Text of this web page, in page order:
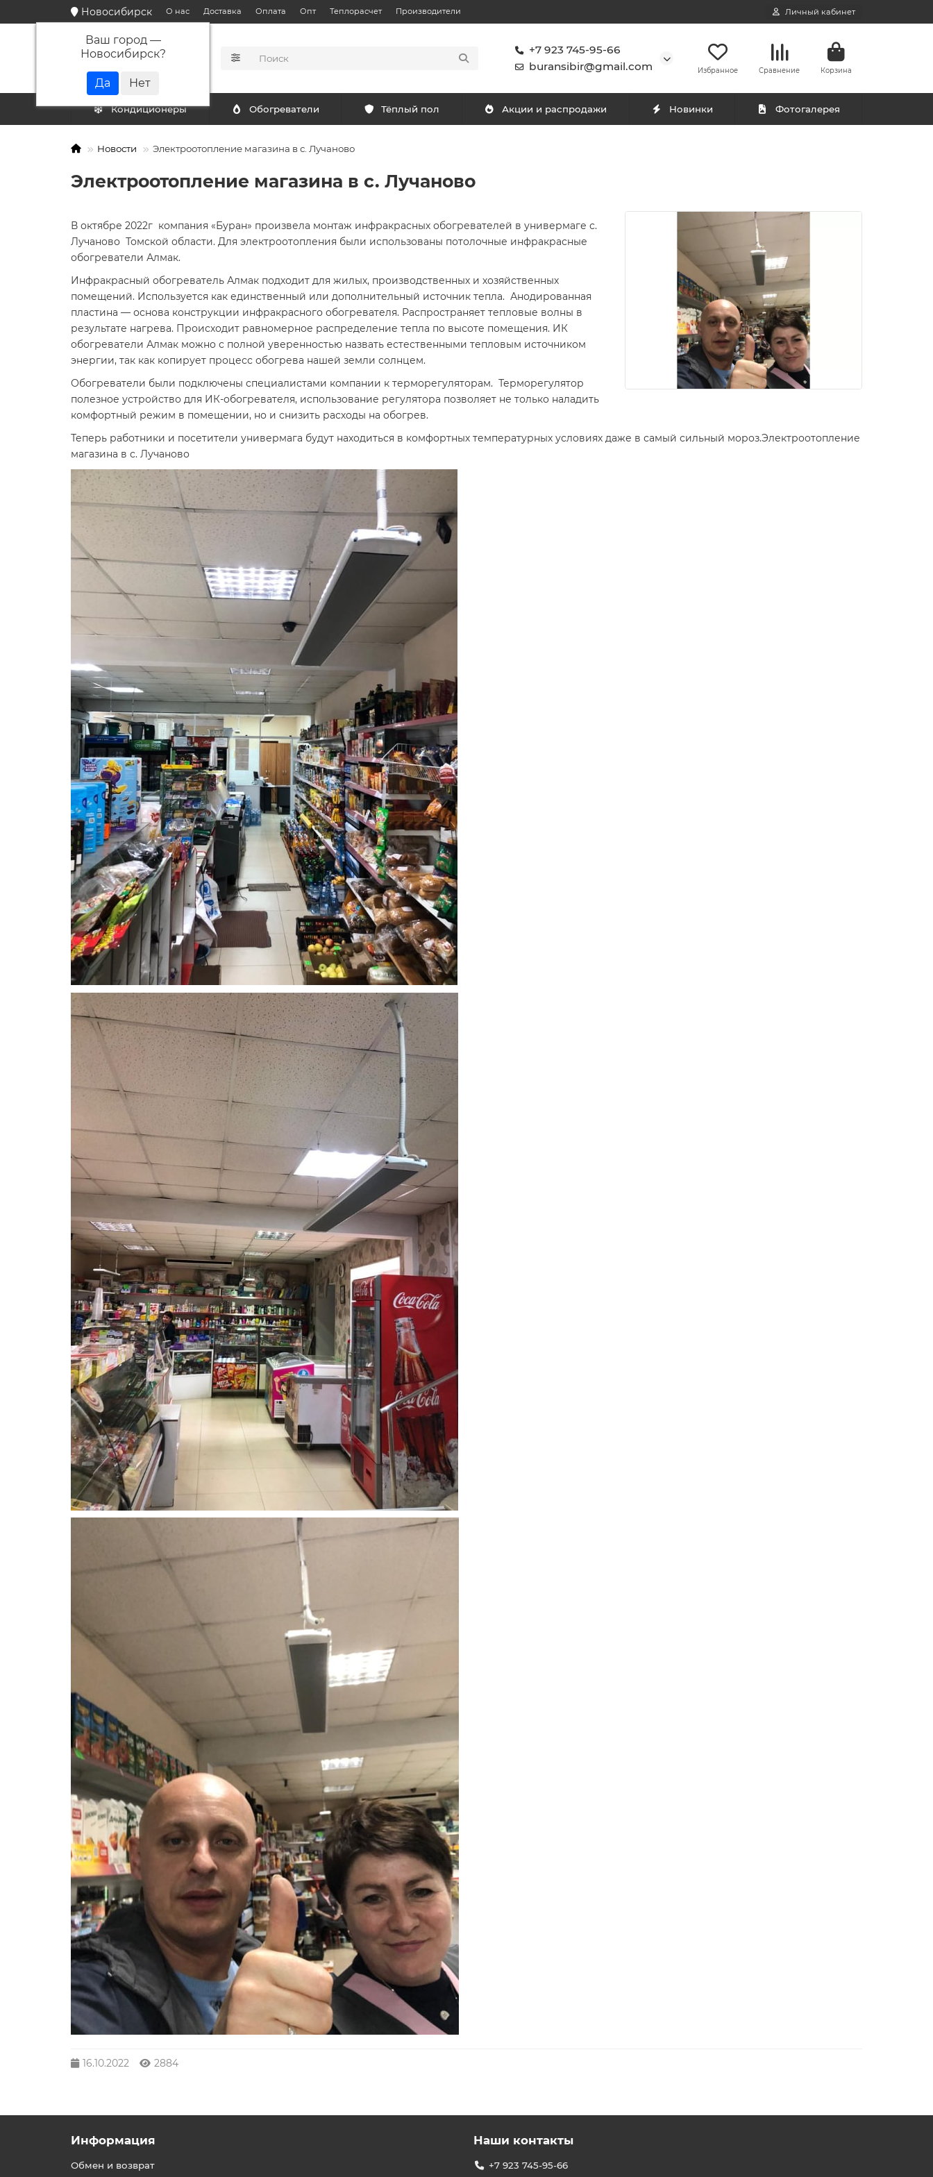
Новосибирск
Ваш город —
Новосибирск?
О нас Доставка Оплата Опт Теплорасчет Производители Личный кабинет
КАТАЛОГ
+7 923 745-95-66
buransibir@gmail.com
Избранное Сравнение Корзина
Кондиционеры Обогреватели Тёплый пол Акции и распродажи Новинки Фотогалерея
Новости Электроотопление магазина в с. Лучаново
Электроотопление магазина в с. Лучаново
В октябре 2022г компания «Буран» произвела монтаж инфракрасных обогревателей в универмаге с.
Лучаново Томской области. Для электроотопления были использованы потолочные инфракрасные
обогреватели Алмак.
Инфракрасный обогреватель Алмак подходит для жилых, производственных и хозяйственных
помещений. Используется как единственный или дополнительный источник тепла. Анодированная
пластина — основа конструкции инфракрасного обогревателя. Распространяет тепловые волны в
результате нагрева. Происходит равномерное распределение тепла по высоте помещения. ИК
обогреватели Алмак можно с полной уверенностью назвать естественными тепловым источником
энергии, так как копирует процесс обогрева нашей земли солнцем.
Обогреватели были подключены специалистами компании к терморегуляторам. Терморегулятор
полезное устройство для ИК-обогревателя, использование регулятора позволяет не только наладить
комфортный режим в помещении, но и снизить расходы на обогрев.
Теперь работники и посетители универмага будут находиться в комфортных температурных условиях даже в самый сильный мороз.Электроотопление
магазина в с. Лучаново
16.10.2022 2884
Информация
Обмен и возврат
Наши контакты
+7 923 745-95-66